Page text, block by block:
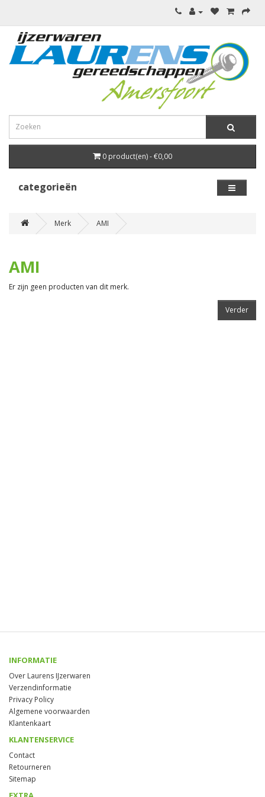
0 product(en) - €0,00
categorieën
Merk AMI
AMI
Er zijn geen producten van dit merk.
Verder
INFORMATIE
Over Laurens IJzerwaren
Verzendinformatie
Privacy Policy
Algemene voorwaarden
Klantenkaart
KLANTENSERVICE
Contact
Retourneren
Sitemap